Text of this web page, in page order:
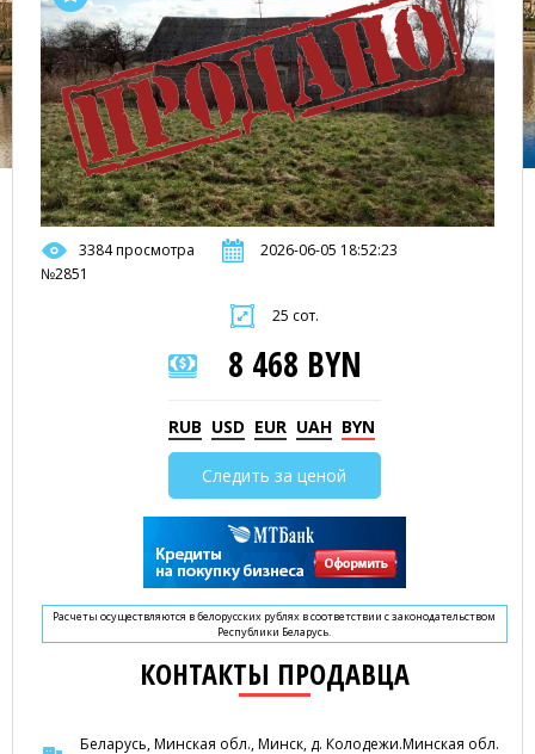
3384 просмотра
2026-06-05 18:52:23
№2851
25 сот.
8 468 BYN
RUB USD EUR UAH BYN
Следить за ценой
Расчеты осуществляются в белорусских рублях в соответствии с законодательством
Республики Беларусь.
КОНТАКТЫ ПРОДАВЦА
Беларусь, Минская обл., Минск, д. Колодежи.Минская обл.